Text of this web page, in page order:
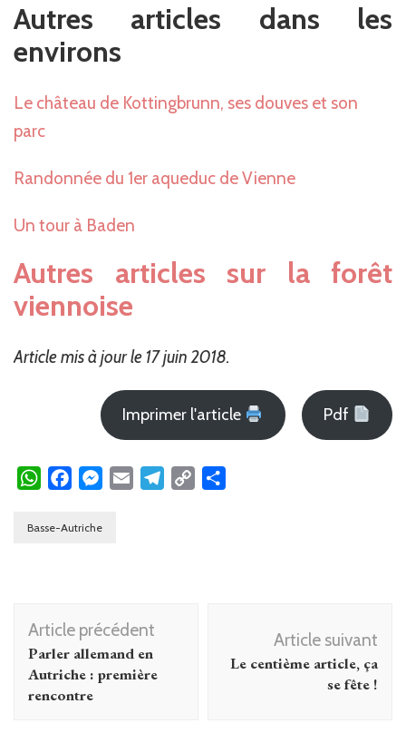
Autres articles dans les
environs
Le château de Kottingbrunn, ses douves et son
parc
Randonnée du 1er aqueduc de Vienne
Un tour à Baden
Autres articles sur la forêt
viennoise
Article mis à jour le 17 juin 2018.
Imprimer l'article Pdf
WhatsAppFacebookMessenger
Email Telegram
Copy
Basse-Autriche
Navigation
d'article
Article précédent
Parler allemand en
Autriche : première
rencontre
Article suivant
Le centième article, ça
se fête !